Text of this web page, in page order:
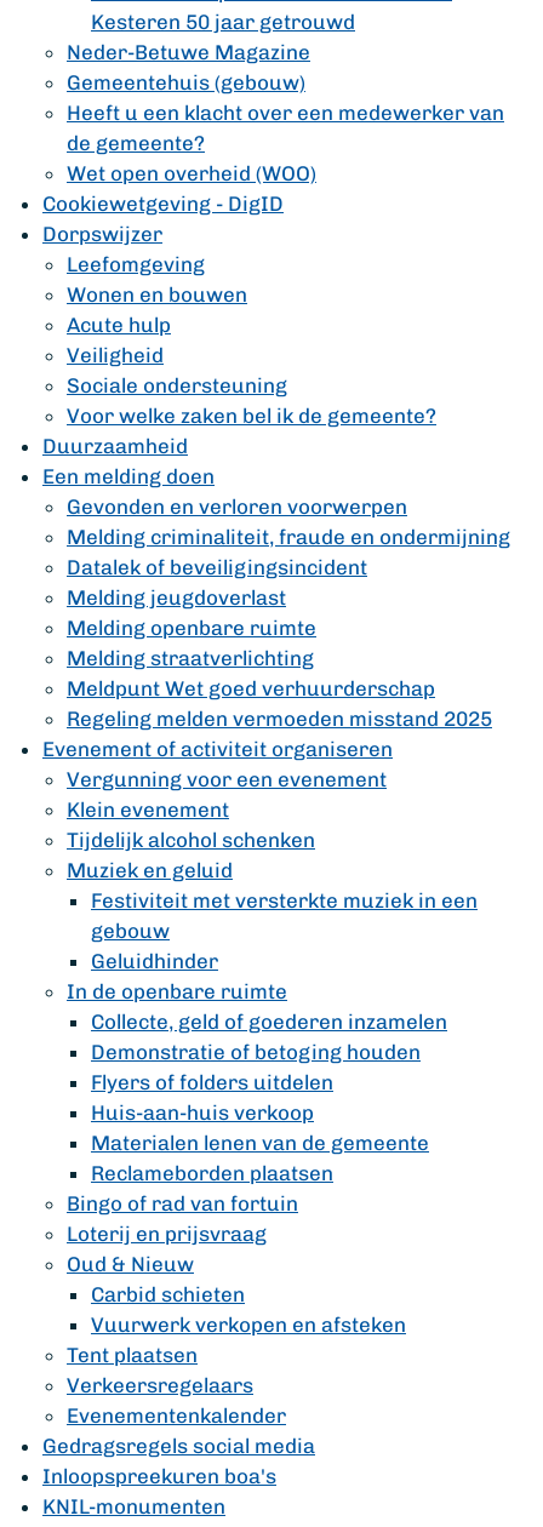
Kesteren 50 jaar getrouwd
Neder-Betuwe Magazine
Gemeentehuis (gebouw)
Heeft u een klacht over een medewerker van
de gemeente?
Wet open overheid (WOO)
Cookiewetgeving - DigID
Dorpswijzer
Leefomgeving
Wonen en bouwen
Acute hulp
Veiligheid
Sociale ondersteuning
Voor welke zaken bel ik de gemeente?
Duurzaamheid
Een melding doen
Gevonden en verloren voorwerpen
Melding criminaliteit, fraude en ondermijning
Datalek of beveiligingsincident
Melding jeugdoverlast
Melding openbare ruimte
Melding straatverlichting
Meldpunt Wet goed verhuurderschap
Regeling melden vermoeden misstand 2025
Evenement of activiteit organiseren
Vergunning voor een evenement
Klein evenement
Tijdelijk alcohol schenken
Muziek en geluid
Festiviteit met versterkte muziek in een
gebouw
Geluidhinder
In de openbare ruimte
Collecte, geld of goederen inzamelen
Demonstratie of betoging houden
Flyers of folders uitdelen
Huis-aan-huis verkoop
Materialen lenen van de gemeente
Reclameborden plaatsen
Bingo of rad van fortuin
Loterij en prijsvraag
Oud & Nieuw
Carbid schieten
Vuurwerk verkopen en afsteken
Tent plaatsen
Verkeersregelaars
Evenementenkalender
Gedragsregels social media
Inloopspreekuren boa's
KNIL-monumenten